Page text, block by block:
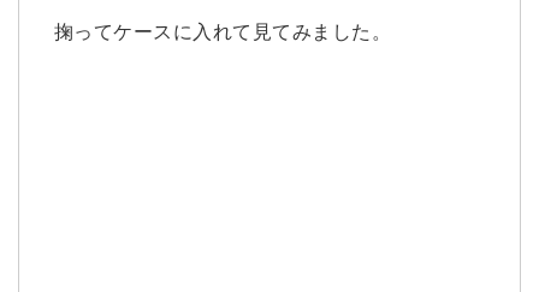
掬ってケースに入れて見てみました。